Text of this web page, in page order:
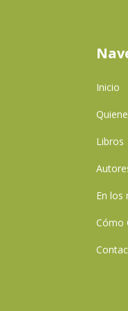
Inicio
Libros
En los
Cómo